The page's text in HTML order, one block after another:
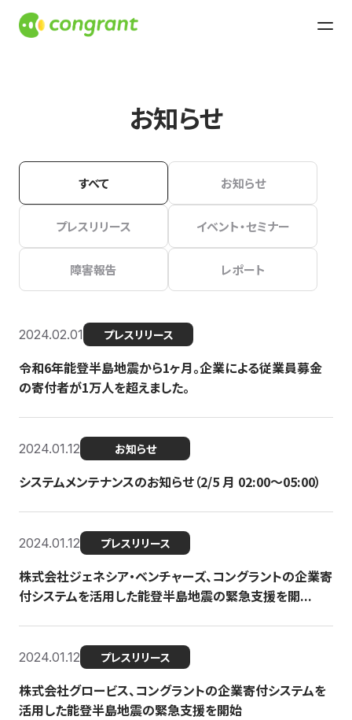
お知らせ
すべて お知らせ
プレスリリース イベント・セミナー
障害報告 レポート
2024.02.01 プレスリリース
令和6年能登半島地震から1ヶ月。企業による従業員募金
の寄付者が1万人を超えました。
2024.01.12 お知らせ
システムメンテナンスのお知らせ（2/5 月 02:00〜05:00）
2024.01.12 プレスリリース
株式会社ジェネシア・ベンチャーズ、コングラントの企業寄
付システムを活用した能登半島地震の緊急支援を開...
2024.01.12 プレスリリース
株式会社グロービス、コングラントの企業寄付システムを
活用した能登半島地震の緊急支援を開始